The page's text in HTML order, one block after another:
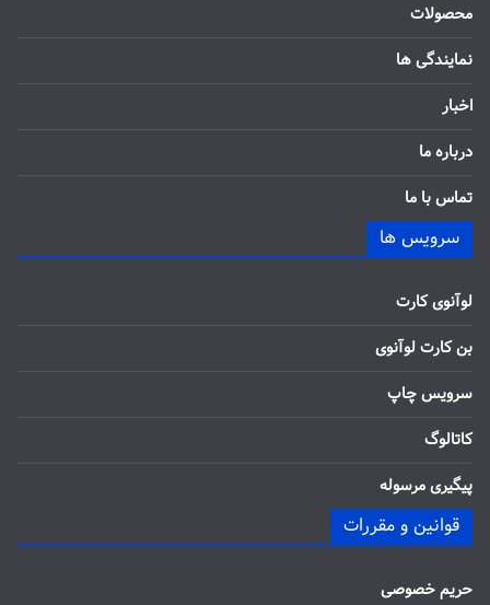
محصولات
نمایندگی ها
اخبار
درباره ما
تماس با ما
سرویس ها
لوآنوی کارت
بن کارت لوآنوی
سرویس چاپ
کاتالوگ
پیگیری مرسوله
قوانین و مقررات
حریم خصوصی